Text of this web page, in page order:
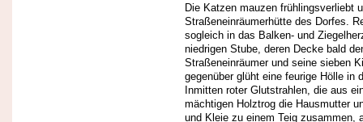
Die Katzen mauzen frühlingsverliebt
Straßeneinräumerhütte des Dorfes.
sogleich in das Balken- und
niedrigen Stube, deren Decke bald
Straßeneinräumer und seine sieben
gegenüber glüht eine feurige Hölle in
Inmitten roter Glutstrahlen, die aus
mächtigen Holztrog die Hausmutter
und Kleie zu einem Teig zusammen,